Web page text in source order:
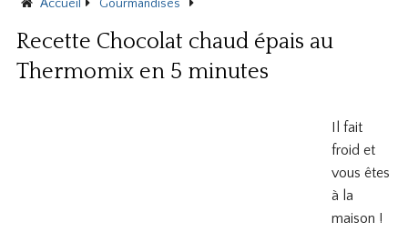
Accueil Gourmandises
Recette Chocolat chaud épais au
Thermomix en 5 minutes
Il fait
froid et
vous êtes
à la
maison !